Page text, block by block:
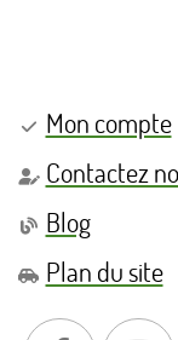
Mon compte
Contactez
Blog
Plan du site